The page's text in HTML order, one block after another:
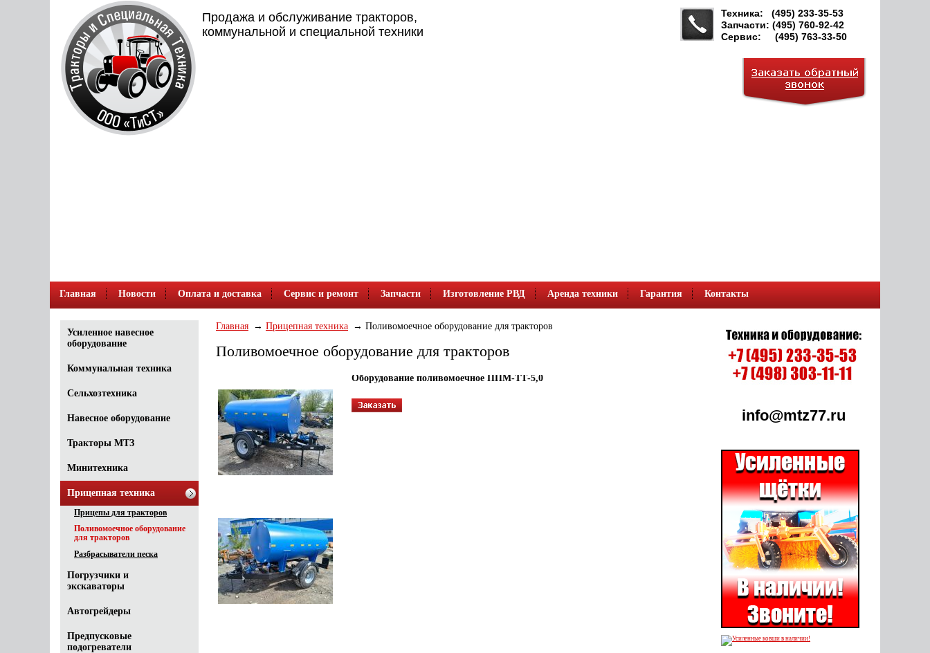
Продажа и обслуживание тракторов,
коммунальной и специальной техники
Техника: (495) 233-35-53
Запчасти: (495) 760-92-42
Сервис: (495) 763-33-50
Главная Новости Оплата и доставка Сервис и ремонт Запчасти Изготовление РВД Аренда техники Гарантия Контакты
Главная Прицепная техника Поливомоечное оборудование для тракторов
Поливомоечное оборудование для тракторов
Оборудование поливомоечное ППМ-ТТ-5,0
Усиленное навесное
оборудование
Коммунальная техника
Сельхозтехника
Навесное оборудование
Тракторы МТЗ
Минитехника
Прицепная техника
Прицепы для тракторов
Поливомоечное оборудование
для тракторов
Разбрасыватели песка
Погрузчики и
экскаваторы
Автогрейдеры
Предпусковые
подогреватели
info@mtz77.ru